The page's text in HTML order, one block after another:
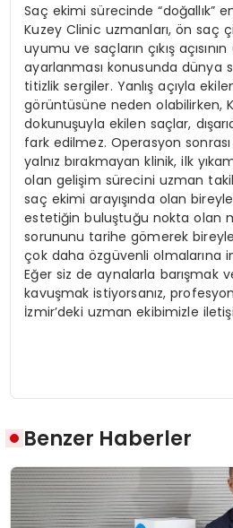
Saç ekimi sürecinde “doğallık”
Kuzey Clinic uzmanları, ön saç
uyumu ve saçların çıkış
ayarlanması konusunda dünya
titizlik sergiler. Yanlış açıyla
görüntüsüne neden olabilirken,
dokunuşuyla ekilen saçlar,
fark edilmez. Operasyon
yalnız bırakmayan klinik, ilk
olan gelişim sürecini uzman
saç ekimi arayışında olan
estetiğin buluştuğu nokta olan
sorununu tarihe gömerek
çok daha özgüvenli olmalarına
Eğer siz de aynalarla barışmak
kavuşmak istiyorsanız,
İzmir’deki uzman ekibimizle
Benzer Haberler